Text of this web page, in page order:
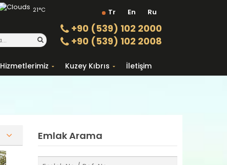
Tr En Ru
21°C
+90 (539) 102 2000
+90 (539) 102 2008
Hizmetlerimiz Kuzey Kıbrıs İletişim
Emlak Arama